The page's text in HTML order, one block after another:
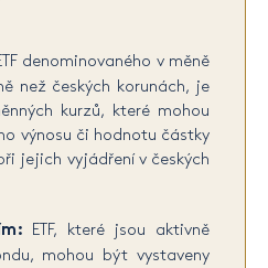
denominovaného v měně
než českých korunách, je
kurzů, které mohou
výnosu či hodnotu částky
jejich vyjádření v českých
ETF, které jsou aktivně
mohou být vystaveny